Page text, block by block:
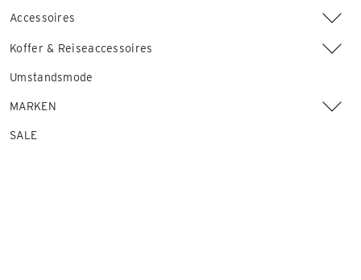
Accessoires
Koffer & Reiseaccessoires
Umstandsmode
MARKEN
SALE